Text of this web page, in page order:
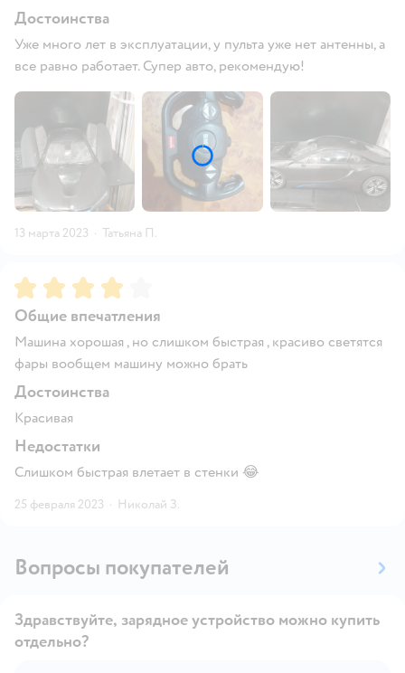
Достоинства
Уже много лет в эксплуатации, у пульта уже нет антенны, а
все равно работает. Супер авто, рекомендую!
13 марта 2023 · Татьяна П.
Рейтинг:4
Общие впечатления
Машина хорошая , но слишком быстрая , красиво светятся
фары вообщем машину можно брать
Достоинства
Красивая
Недостатки
Слишком быстрая влетает в стенки 😂
25 февраля 2023 · Николай З.
Вопросы покупателей
Здравствуйте, зарядное устройство можно купить
отдельно?